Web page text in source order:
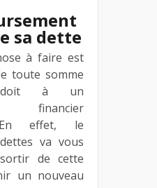
sa dette
à faire est
toute somme
à un
financier
En effet, le
va vous
de cette
un nouveau